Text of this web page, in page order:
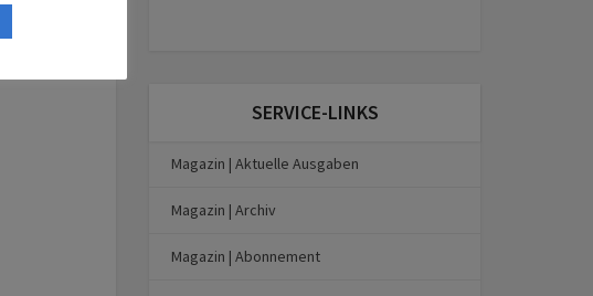
SERVICE-LINKS
Magazin | Aktuelle Ausgaben
Magazin | Archiv
Magazin | Abonnement